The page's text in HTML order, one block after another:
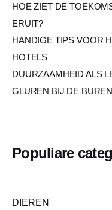
HOE ZIET DE
ERUIT?
HANDIGE TIPS VOOR
HOTELS
DUURZAAMHEID ALS
GLUREN BIJ DE
Populiare
DIEREN